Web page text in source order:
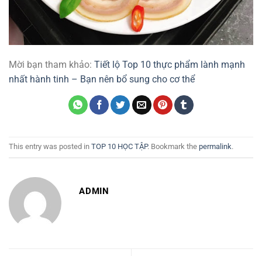
Mời bạn tham khảo: Tiết lộ Top 10 thực phẩm lành mạnh
nhất hành tinh – Bạn nên bổ sung cho cơ thể
This entry was posted in TOP 10 HỌC TẬP. Bookmark the permalink.
ADMIN